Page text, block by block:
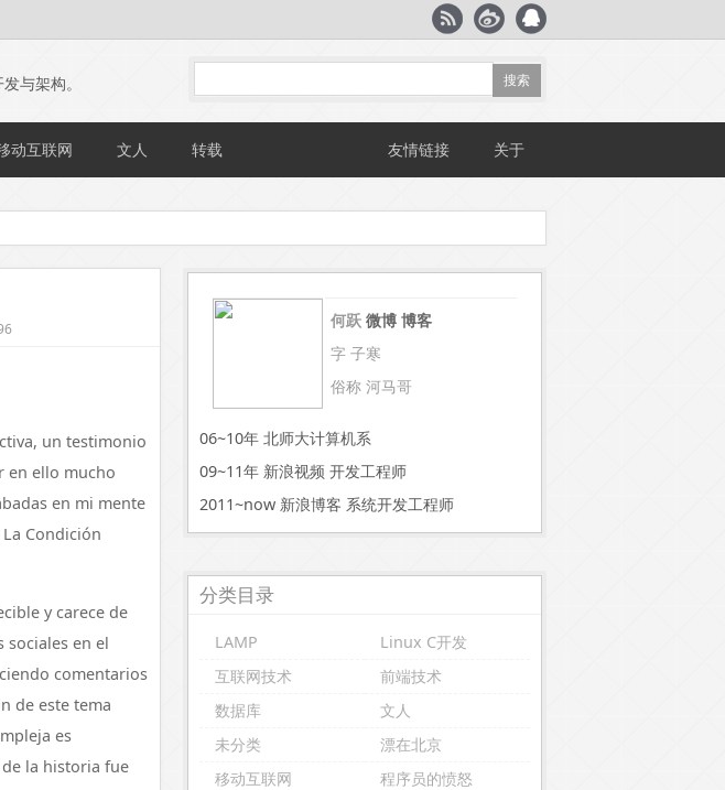
与架构。
动互联网 文人 转载 友情链接 关于
un testimonio
en ello mucho
en mi mente
Condición
y carece de
en el
comentarios
de este tema
es
la historia fue
何跃 微博 博客
字 子寒
俗称 河马哥
06~10年 北师大计算机系
09~11年 新浪视频 开发工程师
2011~now 新浪博客 系统开发工程师
分类目录
LAMP
Linux C开发
互联网技术
前端技术
数据库
文人
未分类
漂在北京
移动互联网
程序员的愤怒